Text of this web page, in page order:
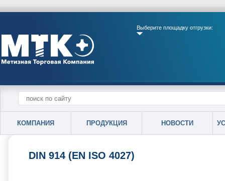
Выберите площадку отгрузки:
КОМПАНИЯ ПРОДУКЦИЯ НОВОСТИ
DIN 914 (EN ISO 4027)